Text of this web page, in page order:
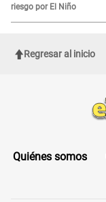
riesgo por El Niño
Regresar al inicio
Quiénes somos